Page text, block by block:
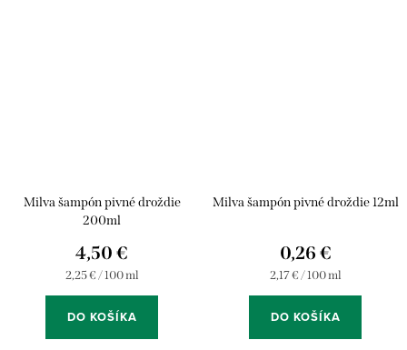
Milva šampón pivné droždie
200ml
4,50 €
Jednotková
2,25 € / 100 ml
DO KOŠÍKA
Milva šampón pivné droždie 12ml
0,26 €
Jednotková
2,17 € / 100 ml
DO KOŠÍKA